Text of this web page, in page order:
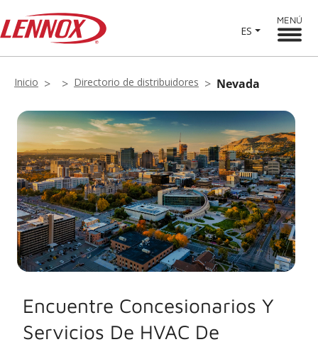
ES
MENÚ
Inicio Directorio de distribuidores Nevada
Encuentre Concesionarios Y
Servicios De HVAC De